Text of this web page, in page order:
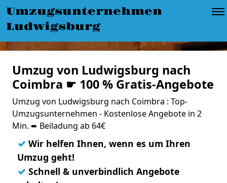
Umzugsunternehmen
Ludwigsburg
Umzug von Ludwigsburg nach
Coimbra ☛ 100 % Gratis-Angebote
Umzug von Ludwigsburg nach Coimbra : Top-
Umzugsunternehmen - Kostenlose Angebote in 2
Min. ➨ Beiladung ab 64€
✓ Wir helfen Ihnen, wenn es um Ihren
Umzug geht!
✓ Schnell & unverbindlich Angebote